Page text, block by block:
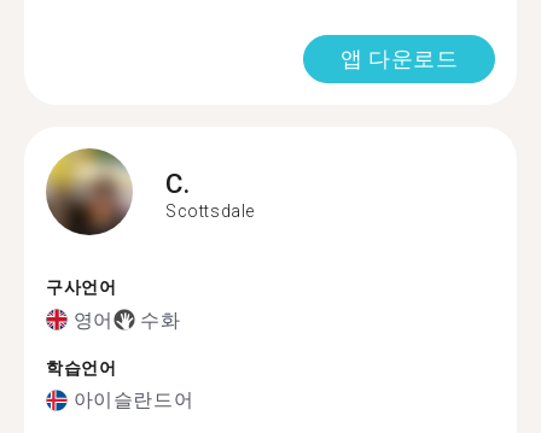
앱 다운로드
C.
Scottsdale
구사언어
영어 수화
학습언어
아이슬란드어